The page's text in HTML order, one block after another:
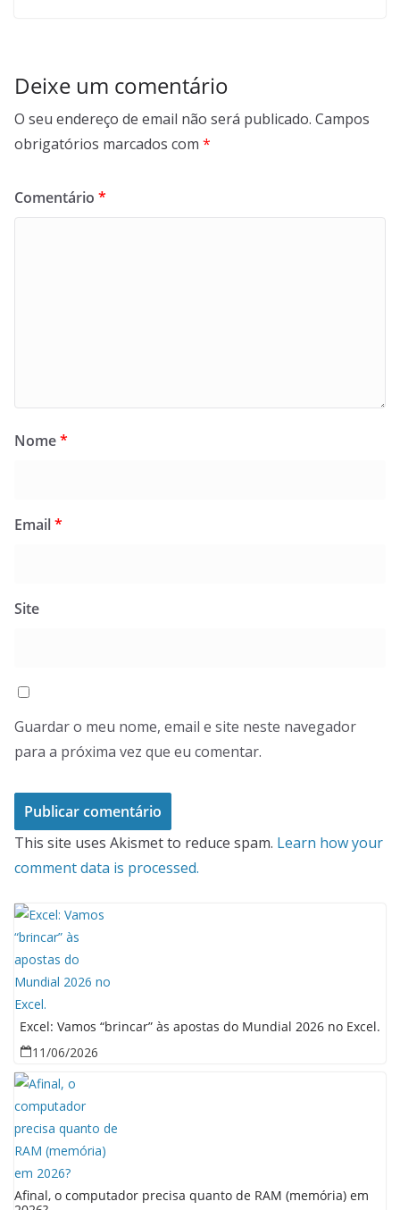
Deixe um comentário
O seu endereço de email não será publicado. Campos
obrigatórios marcados com *
Comentário *
Nome*
Email*
Site
Guardar o meu nome, email e site neste navegador
para a próxima vez que eu comentar.
This site uses Akismet to reduce spam. Learn how your
comment data is processed.
Excel: Vamos “brincar” às apostas do Mundial 2026 no Excel.
11/06/2026
Afinal, o computador precisa quanto de RAM (memória) em